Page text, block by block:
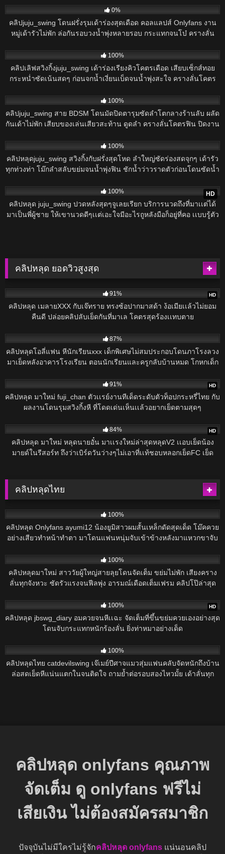
0%
คลิปjuju_swing โดนฝรั่งรุมเด้าร่องสุดเดือด คอลแลปส์ Onlyfans งาน
หมู่เด้ารัวไม่พัก ล่อกันรอบวงน้ำพุ่งหลายรอบ กระแทกจนโบ๋ ครางลั่น
100%
คลิปเลิฟสวิงกิ้งjuju_swing เด้าร่องเรียงคิวโคตรเดือด เสียบเซ็กส์ทอย
กระหน่ำซัดเน้นสดๆ ก่อนจกน้ำเงี่ยนเบ็ดจนน้ำพุ่งสะใจ ครางลั่นโคตร
100%
คลิปjuju_swing สาย BDSM โดนมัดปิดตารุมซัดลำโตกลางร้านลับ ผลัด
กันเด้าไม่พัก เสียบของเล่นเสียวสะท้าน ดูดลำ ครางลั่นโคตรฟิน ปิดงาน
100%
คลิปหลุดjuju_swing สวิงกิ้งกับฝรั่งสุดโหด ลำใหญ่ซัดร่องสดจุกๆ เด้ารัว
ทุกท่วงท่า โม๊กลำสลับขย่มจนน้ำพุ่งฟิน ชักน้ำว่าวราดตัวก่อนโดนซัดน้ำ
HD
100%
คลิปหลุด juju_swing ปวดหลังสุดๆจูเลยเรียก บริการนวดถึงที่มาเเต่ได้
มาเป็นพี่ผู้ชาย ให้เขานวดดีๆเเต่เอะใจมีอะไรถูหลังมือก็อยู่ที่คอ เเบบรู้ตัว
คลิปหลุด ยอดวิวสูงสุด
HD
91%
คลิปหลุด เมลายXXX กับเจ๊ทราย ทรงซ้อปากมาสด้า ง้อเมียเเล้วไม่ยอม
คืนดี ปล่อยคลิปลับเย็ดกันที่มาเล โคตรสุดร้องเเทบตาย
87%
คลิปหลุดโอลี่แฟน หีนักเรียนxxx เด็กพิเศษไม่สมประกอบโดนภาโรงลวง
มาเย็ดหลังอาคารโรงเรียน ตอนนักเรียนและครูกลับบ้านหมด โกหกเด็ก
น้ำแตกเต็มหน้า
HD
91%
คลิปหลุด มาใหม่ fuji_chan ตัวเเรย์งานทีเด็ดระดับตัวท็อปกระหรี่ไทย กับ
ผลงานโดนรุมสวิงกิ้งหี ที่โดดเด่นเห็นเเล้วอยากเย็ดตามสุดๆ
HD
84%
คลิปหลุด มาใหม่ หลุดนายอั๋น มาเเรงใหม่ล่าสุดหลุดV2 เเอบเย็ดน้อง
มายด์ในรีสอร์ท ถึงว่าเบิร์ดวันว่างๆไม่เอาที่เเท้ชอบหลอกเย็ดFC เย็ด
คลิปหลุดไทย
100%
คลิปหลุด Onlyfans ayumi12 น้องยูมิสาวผมสั้นเหล็กดัดสุดเด็ด โม๊คควย
อย่างเสียวทำหน้าทำตา มาโดนแฟนหนุ่มจับเข้าข้างหลังมาแหวกขาจับ
100%
คลิปหลุดมาใหม่ สาววัยผู้ใหญ่สายลุยโดนจัดเต็ม ขย่มไม่พัก เสียงคราง
ลั่นทุกจังหวะ ซัดรัวแรงจนฟีลพุ่ง อารมณ์เดือดเต็มเฟรม คลิปโป๊ล่าสุด
HD
100%
คลิปหลุด jbswg_diary อมควยจนหีเเฉะ จัดเต็มที่ขึ้นขย่มควยเองอย่างสุด
โดนจับกระแทกหนักร้องลั่น ยิ่งท่าหมาอย่างเด็ด
100%
คลิปหลุดไทย catdevilswing เจ๊เมย์ปีศาจแมวสุ่มแฟนคลับจัดหนักถึงบ้าน
ล่อสดเย็ดหีแน่นแตกในจนติดใจ ถามย้ำต่อรอบสองไหวมั้ย เด้าลั่นทุก
คลิปหลุด onlyfans คุณภาพ
จัดเต็ม ดู onlyfans ฟรีไม่
เสียเงิน ไม่ต้องสมัครสมาชิก
ปัจจุบันไม่มีใครไม่รู้จักคลิปหลุด onlyfans แน่นอนคลิป